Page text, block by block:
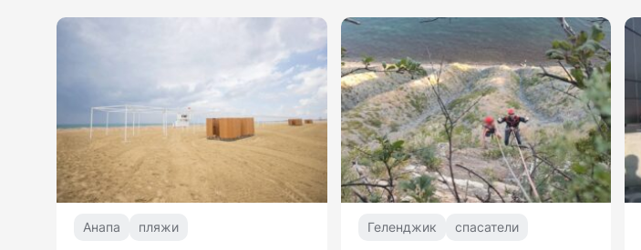
Анапа пляжи Геленджик спасатели